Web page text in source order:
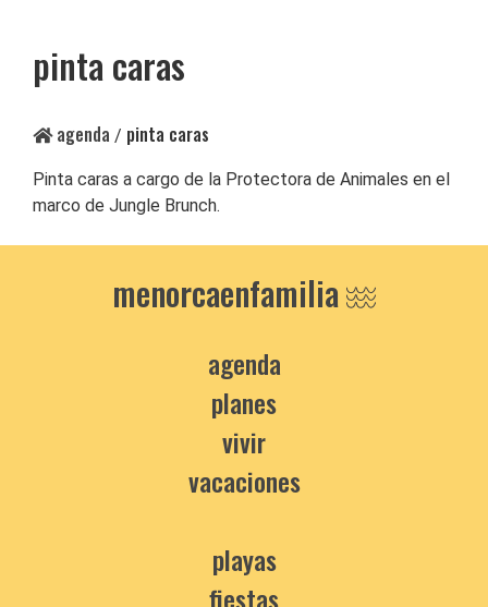
pinta caras
agenda / pinta caras
Pinta caras a cargo de la Protectora de Animales en el
marco de Jungle Brunch.
menorcaenfamilia
agenda
planes
vivir
vacaciones
playas
fiestas